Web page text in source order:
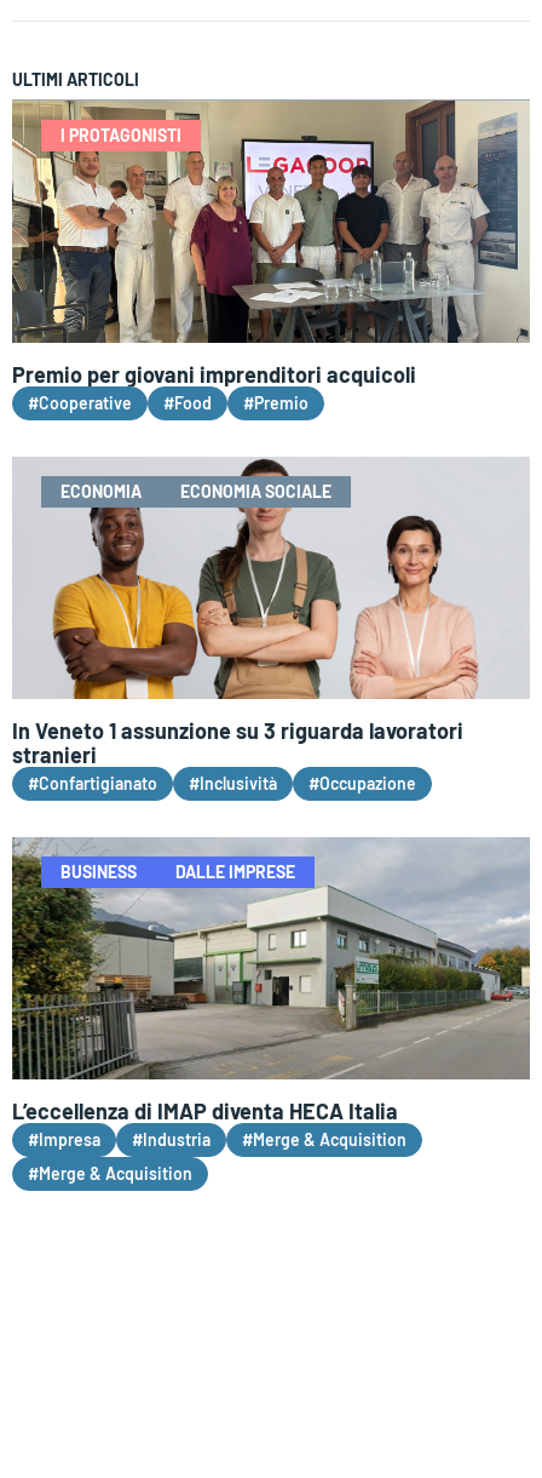
ULTIMI ARTICOLI
I PROTAGONISTI
Premio per giovani imprenditori acquicoli
#Cooperative #Food #Premio
ECONOMIA ECONOMIA SOCIALE
In Veneto 1 assunzione su 3 riguarda lavoratori
stranieri
#Confartigianato #Inclusività #Occupazione
BUSINESS DALLE IMPRESE
L’eccellenza di IMAP diventa HECA Italia
#Impresa #Industria
#Merge & Acquisition
#Merge & Acquisition